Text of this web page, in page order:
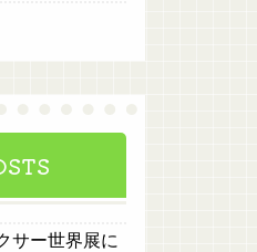
サー世界展に